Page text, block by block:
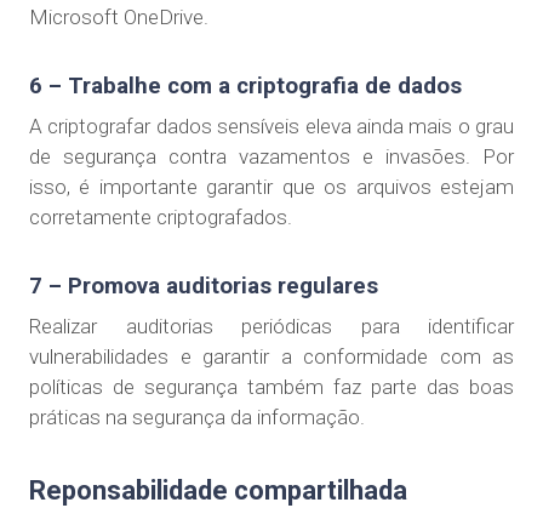
Microsoft OneDrive.
6 – Trabalhe com a criptografia de dados
A criptografar dados sensíveis eleva ainda mais o grau
de segurança contra vazamentos e invasões. Por
isso, é importante garantir que os arquivos estejam
corretamente criptografados.
7 – Promova auditorias regulares
Realizar auditorias periódicas para identificar
vulnerabilidades e garantir a conformidade com as
políticas de segurança também faz parte das boas
práticas na segurança da informação.
Reponsabilidade compartilhada